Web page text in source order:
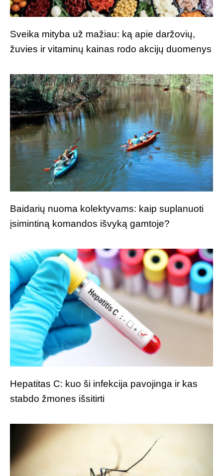
Sveika mityba už mažiau: ką apie daržovių,
žuvies ir vitaminų kainas rodo akcijų duomenys
Baidarių nuoma kolektyvams: kaip suplanuoti
įsimintiną komandos išvyką gamtoje?
Hepatitas C: kuo ši infekcija pavojinga ir kas
stabdo žmones išsitirti